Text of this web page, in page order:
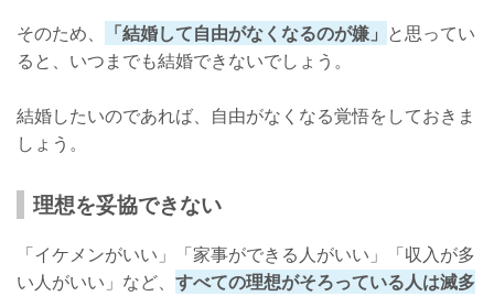
そのため、 「結婚して自由がなくなるのが嫌」 と思ってい
ると、いつまでも結婚できないでしょう。
結婚したいのであれば、自由がなくなる覚悟をしておきま
しょう。
理想を妥協できない
「イケメンがいい」「家事ができる人がいい」「収入が多
い人がいい」など、 すべての理想がそろっている人は滅多